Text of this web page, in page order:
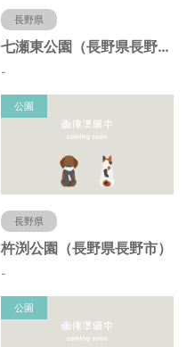
長野県
七瀬東公園（長野県長野市）
-
公園
長野県
杵渕公園（長野県長野市）
-
公園